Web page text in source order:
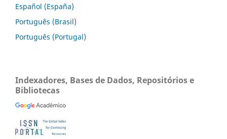
Español (España)
Português (Brasil)
Português (Portugal)
Indexadores, Bases de Dados, Repositórios e
Bibliotecas